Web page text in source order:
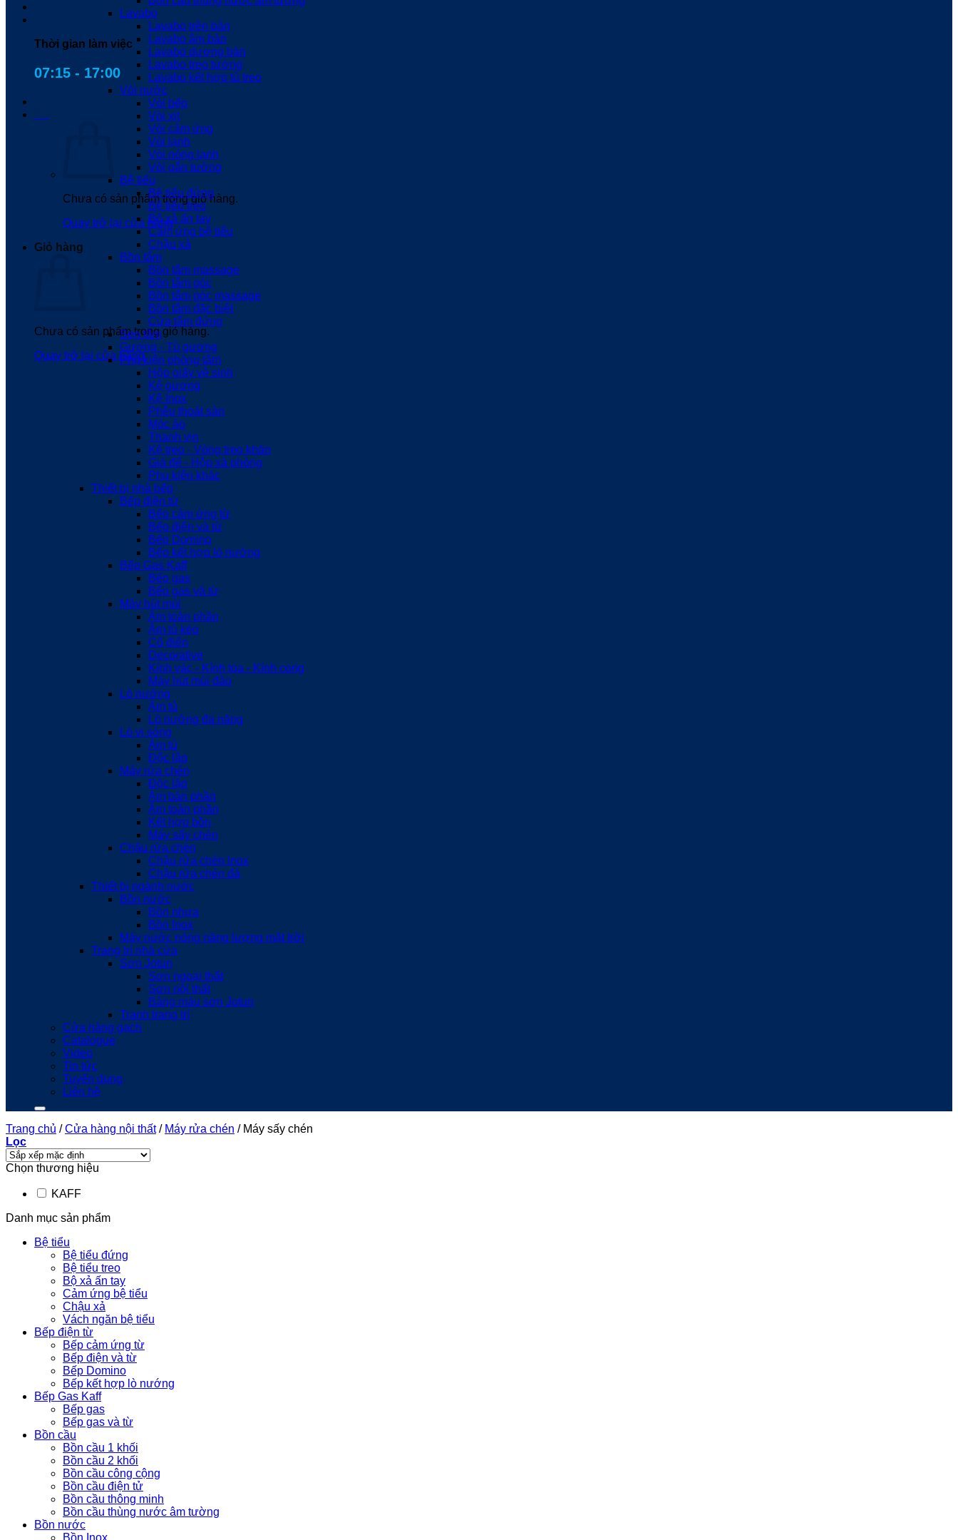
Thời gian làm việc
07:15 - 17:00
Chưa có sản phẩm trong giỏ hàng.
Quay trở lại cửa hàng
Giỏ hàng
Chưa có sản phẩm trong giỏ hàng.
Quay trở lại cửa hàng
Lavabo
Lavabo trên bàn
Lavabo âm bàn
Lavabo dương bàn
Lavabo treo tường
Lavabo kết hợp tủ treo
Vòi nước
Vòi bếp
Vòi xịt
Vòi cảm ứng
Vòi lạnh
Vòi nóng lạnh
Vòi gắn tường
Bệ tiểu
Bệ tiểu đứng
Bệ tiểu treo
Bộ xả ấn tay
Cảm ứng bệ tiểu
Chậu xả
Bồn tắm
Bồn tắm massage
Bồn tắm góc
Bồn tắm góc massage
Bồn tắm đặc biệt
Cửa tắm đứng
Sen tắm
Gương - Tủ gương
Phụ kiện phòng tắm
Hộp giấy vệ sinh
Kệ gương
Kệ Inox
Phễu thoát sàn
Móc áo
Thanh vịn
Kệ treo - Vòng treo khăn
Giá để - Hộp xà phòng
Phụ kiện khác
Thiết bị nhà bếp
Bếp điện từ
Bếp cảm ứng từ
Bếp điện và từ
Bếp Domino
Bếp kết hợp lò nướng
Bếp Gas Kaff
Bếp gas
Bếp gas và từ
Máy hút mùi
Âm toàn phần
Âm tủ kéo
Cổ điển
Decorative
Kính vác - Kính toa - Kính cong
Máy hút mùi đảo
Lò nướng
Âm tủ
Lò nướng đa năng
Lò vi sóng
Âm tủ
Độc lập
Máy rửa chén
Độc lập
Âm bán phần
Âm toàn phần
Kết hợp bồn
Máy sấy chén
Chậu rửa chén
Chậu rửa chén Inox
Chậu rửa chén đá
Thiết bị ngành nước
Bồn nước
Bồn nhựa
Bồn Inox
Máy nước nóng năng lượng mặt trời
Trang trí nhà cửa
Sơn Jotun
Sơn ngoại thất
Sơn nội thất
Bảng màu sơn Jotun
Tranh trang trí
Cửa hàng gạch
Catalogue
Video
Tin tức
Tuyển dụng
Liên hệ
Trang chủ / Cửa hàng nội thất / Máy rửa chén /Máy sấy chén
Lọc
Chọn thương hiệu
KAFF
Danh mục sản phẩm
Bệ tiểu
Bệ tiểu đứng
Bệ tiểu treo
Bộ xả ấn tay
Cảm ứng bệ tiểu
Chậu xả
Vách ngăn bệ tiểu
Bếp điện từ
Bếp cảm ứng từ
Bếp điện và từ
Bếp Domino
Bếp kết hợp lò nướng
Bếp Gas Kaff
Bếp gas
Bếp gas và từ
Bồn cầu
Bồn cầu 1 khối
Bồn cầu 2 khối
Bồn cầu công cộng
Bồn cầu điện tử
Bồn cầu thông minh
Bồn cầu thùng nước âm tường
Bồn nước
Bồn Inox